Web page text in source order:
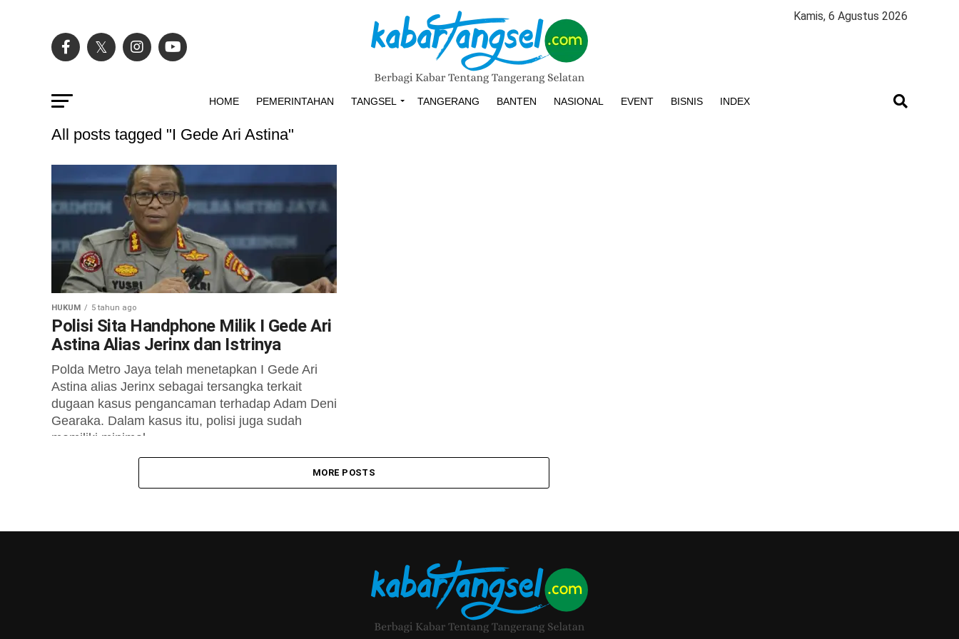
Kamis, 6 Agustus 2026
HOME PEMERINTAHAN TANGSEL TANGERANG BANTEN NASIONAL EVENT BISNIS INDEX
All posts tagged "I Gede Ari Astina"
HUKUM 5 tahun ago
Polisi Sita Handphone Milik I Gede Ari
Astina Alias Jerinx dan Istrinya
Polda Metro Jaya telah menetapkan I Gede Ari
Astina alias Jerinx sebagai tersangka terkait
dugaan kasus pengancaman terhadap Adam Deni
Gearaka. Dalam kasus itu, polisi juga sudah
memiliki minimal...
MORE POSTS